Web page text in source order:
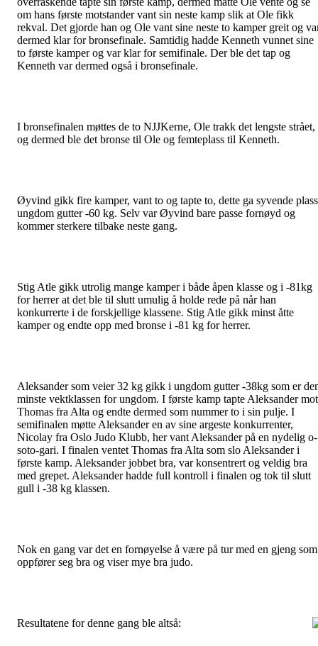
om hans første motstander vant sin neste kamp slik at Ole fikk
rekval. Det gjorde han og Ole vant sine neste to kamper greit og
dermed klar for bronsefinale. Samtidig hadde Kenneth vunnet sine
to første kamper og var klar for semifinale. Der ble det tap og
Kenneth var dermed også i bronsefinale.
I bronsefinalen møttes de to NJJKerne, Ole trakk det lengste strået,
og dermed ble det bronse til Ole og femteplass til Kenneth.
Øyvind gikk fire kamper, vant to og tapte to, dette ga syvende
ungdom gutter -60 kg. Selv var Øyvind bare passe fornøyd og
kommer sterkere tilbake neste gang.
Stig Atle gikk utrolig mange kamper i både åpen klasse og i -81kg
for herrer at det ble til slutt umulig å holde rede på når han
konkurrerte i de forskjellige klassene. Stig Atle gikk minst åtte
kamper og endte opp med bronse i -81 kg for herrer.
Aleksander som veier 32 kg gikk i ungdom gutter -38kg som er
minste vektklassen for ungdom. I første kamp tapte Aleksander mot
Thomas fra Alta og endte dermed som nummer to i sin pulje. I
semifinalen møtte Aleksander en av sine argeste konkurrenter,
Nicolay fra Oslo Judo Klubb, her vant Aleksander på en nydelig o-
soto-gari. I finalen ventet Thomas fra Alta som slo Aleksander i
første kamp. Aleksander jobbet bra, var konsentrert og veldig bra
med grepet. Aleksander hadde full kontroll i finalen og tok til slutt
gull i -38 kg klassen.
Nok en gang var det en fornøyelse å være på tur med en gjeng som
oppfører seg bra og viser mye bra judo.
Resultatene for denne gang ble altså: